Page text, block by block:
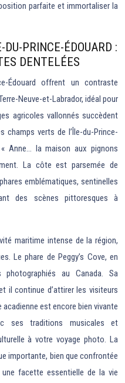
parfaite et immortaliser la
PRINCE-ÉDOUARD :
DENTELÉES
Édouard offrent un contraste
Neuve-et-Labrador, idéal pour
agricoles vallonnés succèdent
champs verts de l’Île-du-Prince-
Anne… la maison aux pignons
La côte est parsemée de
emblématiques, sentinelles
des scènes pittoresques à
maritime intense de la région,
Le phare de Peggy’s Cove, en
photographiés au Canada. Sa
il continue d’attirer les visiteurs
est encore bien vivante
ses traditions musicales et
à votre voyage photo. La
importante, bien que confrontée
facette essentielle de la vie